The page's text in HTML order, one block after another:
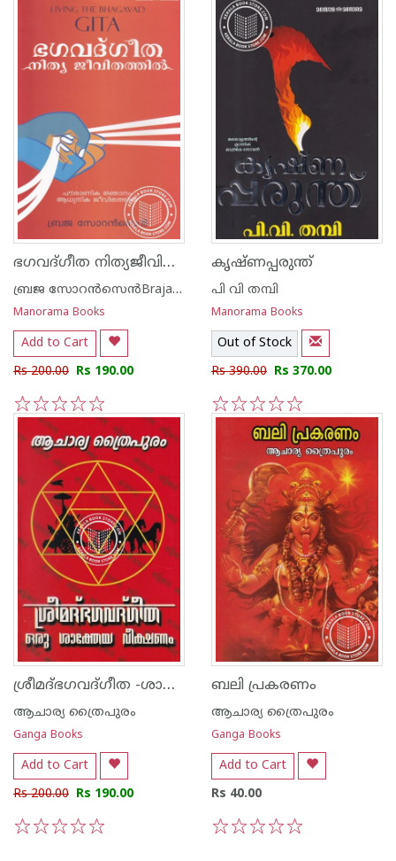
ഭഗവദ്ഗീത നിത്യജീവിതത്തില്‍
ബ്രജ സോറന്‍സെന്‍Braja Sorensen
Manorama Books
Add to Cart
Rs 200.00 Rs 190.00
5
4
3
2
1
കൃഷ്ണപ്പരുന്ത്
പി വി തമ്പി
Manorama Books
Out of Stock
Rs 390.00 Rs 370.00
5
4
3
2
1
ശ്രീമദ്ഭഗവദ്ഗീത -ശാക്തേയ വീക്ഷണം
ആചാര്യ ത്രൈപുരം
Ganga Books
Add to Cart
Rs 200.00 Rs 190.00
ബലി പ്രകരണം
ആചാര്യ ത്രൈപുരം
Ganga Books
Add to Cart
Rs 40.00